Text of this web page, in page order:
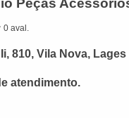
Peças
0 aval.
810, Vila Nova, Lages
atendimento.